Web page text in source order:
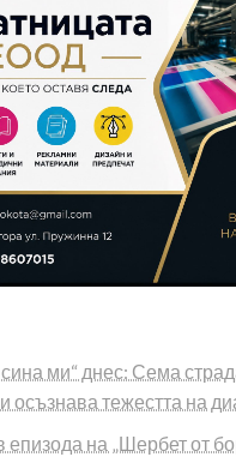
ми“ днес: Сема
осъзнава тежестта на
епизода на „Шербет от